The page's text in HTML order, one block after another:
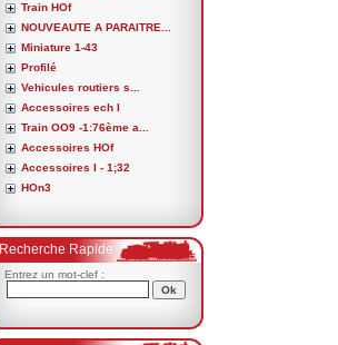
Train HOf
NOUVEAUTE A PARAITRE...
Miniature 1-43
Profilé
Vehicules routiers s...
Accessoires ech I
Train OO9 -1:76ème a...
Accessoires HOf
Accessoires I - 1;32
HOn3
Recherche Rapide
Entrez un mot-clef :